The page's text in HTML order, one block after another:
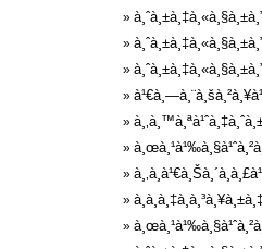
»
»
»
»
»
»
»
»
»